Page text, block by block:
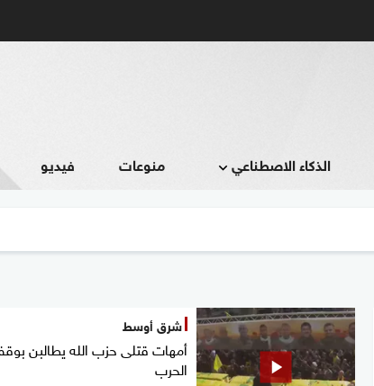
الذكاء الاصطناعي منوعات فيديو
شرق أوسط
أمهات قتلى حزب الله يطالبن
الحرب